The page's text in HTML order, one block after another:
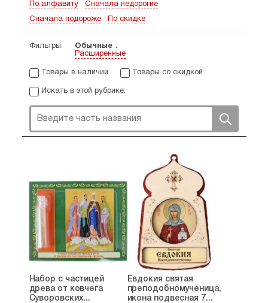
По алфавиту Сначала недорогие
Сначала подороже По скидке
Фильтры:
Обычные
Расширенные
Товары в наличии Товары со скидкой
Искать в этой рубрике:
Набор с частицей
древа от ковчега
Суворовских...
Евдокия святая
преподобномученица,
икона подвесная 7...